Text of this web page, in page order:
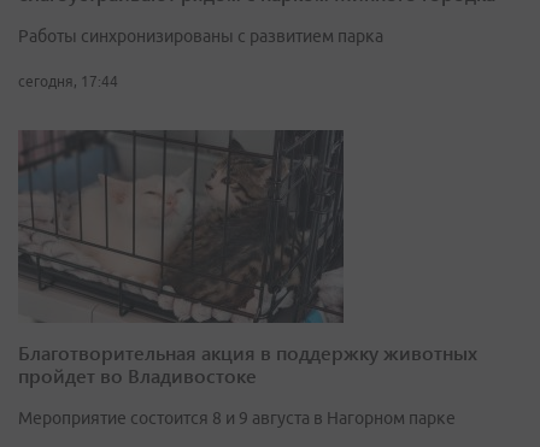
Работы синхронизированы с развитием парка
сегодня, 17:44
Благотворительная акция в поддержку животных
пройдет во Владивостоке
Мероприятие состоится 8 и 9 августа в Нагорном парке